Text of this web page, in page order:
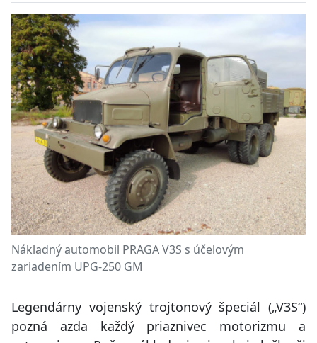
Nákladný automobil PRAGA V3S s účelovým
zariadením UPG-250 GM
Legendárny vojenský trojtonový špeciál („V3S“)
pozná azda každý priaznivec motorizmu a